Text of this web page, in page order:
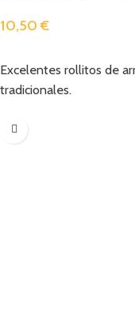
10,50€
Excelentes rollitos de
tradicionales.